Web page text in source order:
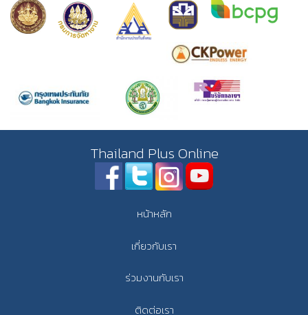
Thailand Plus Online
หน้าหลัก
เกี่ยวกับเรา
ร่วมงานกับเรา
ติดต่อเรา